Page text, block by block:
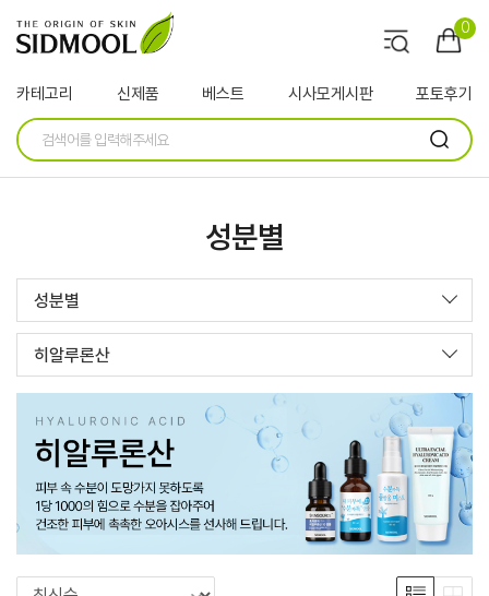
0
카테고리 신제품 베스트 시사모게시판 포토후기
성분별
성분별
히알루론산